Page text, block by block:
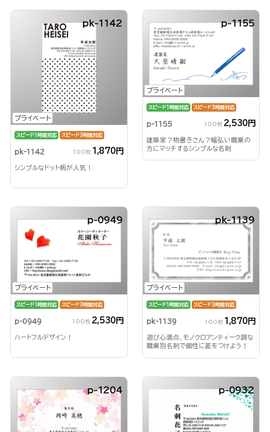
プライベート
pk-1142
スピード1時間対応 スピード3時間対応
pk-1142 100枚 1,870円
シンプルなドット柄が人気！
プライベート
p-1155
スピード1時間対応 スピード3時間対応
p-1155 100枚 2,530円
建築家？物書きさん？幅弘い職業の
方にマッチするシンプルな名刺
プライベート
p-0949
スピード1時間対応 スピード3時間対応
p-0949 100枚 2,530円
ハートフルデザイン！
プライベート
pk-1139
スピード1時間対応 スピード3時間対応
pk-1139 100枚 1,870円
遊び心満点、モノクロアンティーク調な
職業別名刺で個性に差をつけよう！
p-1204 p-0932